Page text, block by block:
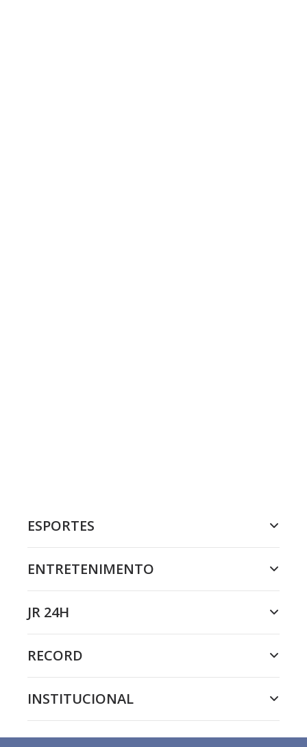
ESPORTES
ENTRETENIMENTO
JR 24H
RECORD
INSTITUCIONAL